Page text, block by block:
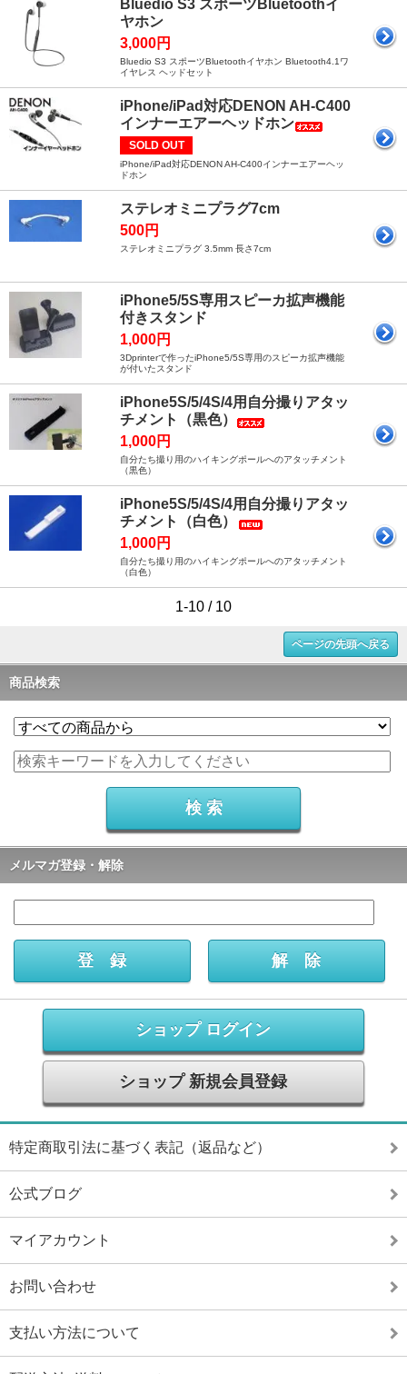
Bluedio S3 スポーツBluetoothイ
ヤホン
3,000円
Bluedio S3 スポーツBluetoothイヤホン Bluetooth4.1ワ
イヤレス ヘッドセット
iPhone/iPad対応DENON AH-C400
インナーエアーヘッドホン
SOLD OUT
iPhone/iPad対応DENON AH-C400インナーエアーヘッ
ドホン
ステレオミニプラグ7cm
500円
ステレオミニプラグ 3.5mm 長さ7cm
iPhone5/5S専用スピーカ拡声機能
付きスタンド
1,000円
3Dprinterで作ったiPhone5/5S専用のスピーカ拡声機能
が付いたスタンド
iPhone5S/5/4S/4用自分撮りアタッ
チメント（黒色）
1,000円
自分たち撮り用のハイキングポールへのアタッチメント
（黒色）
iPhone5S/5/4S/4用自分撮りアタッ
チメント（白色）
1,000円
自分たち撮り用のハイキングポールへのアタッチメント
（白色）
1-10 / 10
ページの先頭へ戻る
商品検索
メルマガ登録・解除
ショップ ログイン
ショップ 新規会員登録
特定商取引法に基づく表記（返品など）
公式ブログ
マイアカウント
お問い合わせ
支払い方法について